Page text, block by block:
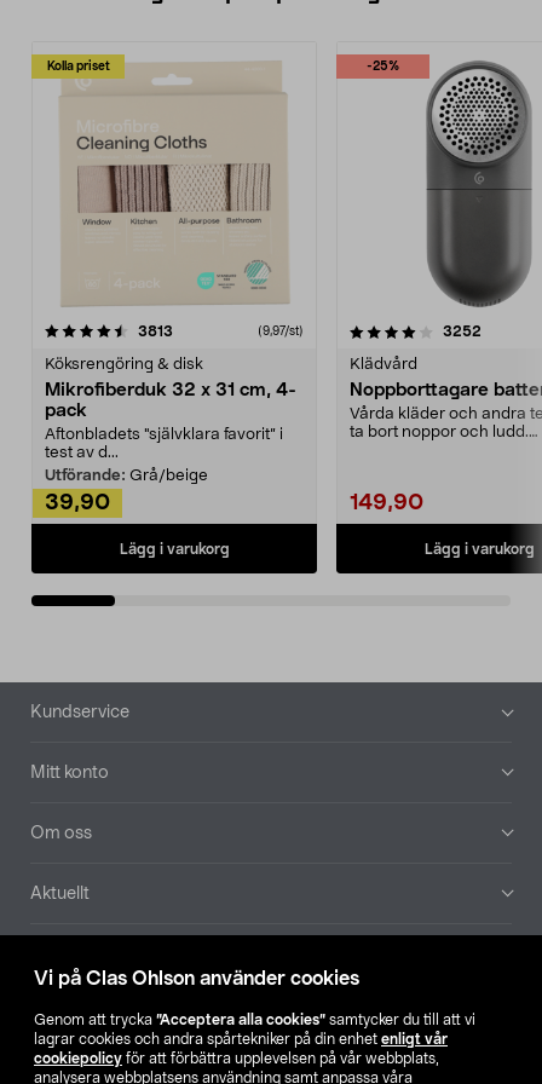
Vi på Clas Ohlson använder cookies
Genom att trycka ”Acceptera alla cookies” samtycker du till att vi
lagrar cookies och andra spårtekniker på din enhet enligt vår
cookiepolicy för att förbättra upplevelsen på vår webbplats,
analysera webbplatsens användning samt anpassa våra
Kolla priset
3813 (9,97/st)
Köksrengöring & disk
Mikrofiberduk 32 x 31 cm, 4-
pack
Aftonbladets "självklara favorit” i
test av d...
Utförande: Grå/beige
39,90
Lägg i varukorg
-25%
4.0av 5 stjärnor 3252
Klädvård
Noppborttagare
Vårda kläder och andra
ta bort noppor och ludd.
149,90
Lägg i varukorg
4.5av 5 stjärnor
Sidfot
Kundservice
Mitt konto
Om oss
Aktuellt
Hitta butik
SE NO FI